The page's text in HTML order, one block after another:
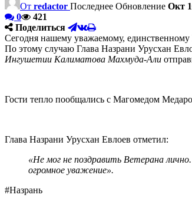
От redactor Последнее Обновление Окт
0
421
Поделиться
Сегодня нашему уважаемому,
По этому случаю Глава Назрани Урусхан
Ингушетии Калиматова Махмуда-Али
Гости тепло пообщались с Магомедом
Глава Назрани Урусхан Евлоев отметил:
«Не мог не поздравить Ветерана
огромное уважение».
#Назрань